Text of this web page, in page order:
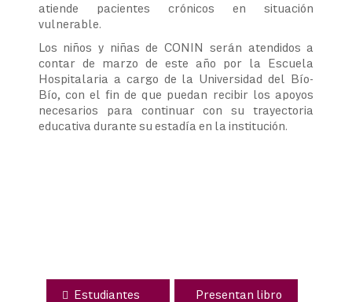
atiende pacientes crónicos en situación
vulnerable.
Los niños y niñas de CONIN serán atendidos a
contar de marzo de este año por la Escuela
Hospitalaria a cargo de la Universidad del Bío-
Bío, con el fin de que puedan recibir los apoyos
necesarios para continuar con su trayectoria
educativa durante su estadía en la institución.
Estudiantes
Presentan libro